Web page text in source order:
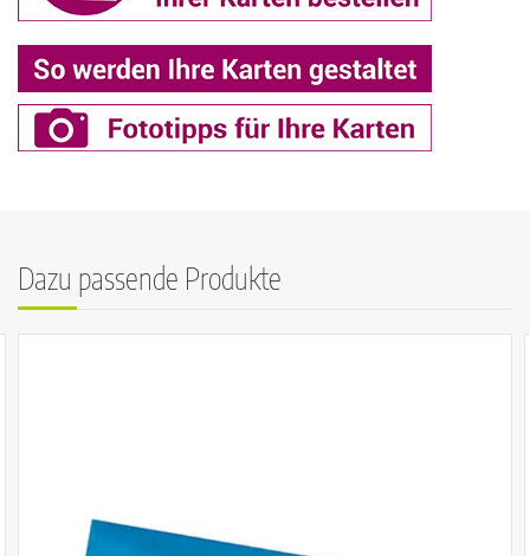
Dazu passende Produkte